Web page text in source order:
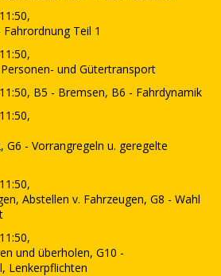
Teil 1
und Gütertransport
B5 - Bremsen, B6 - Fahrdynamik
G6 - Vorrangregeln u. geregelte
Abstellen v. Fahrzeugen, G8 - Wahl
und überholen, G10 -
Lenkerpflichten